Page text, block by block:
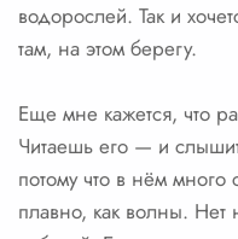
водорослей. Так и
там, на этом берегу.
Еще мне кажется, что
Читаешь его — и
потому что в нём много
плавно, как волны. Нет